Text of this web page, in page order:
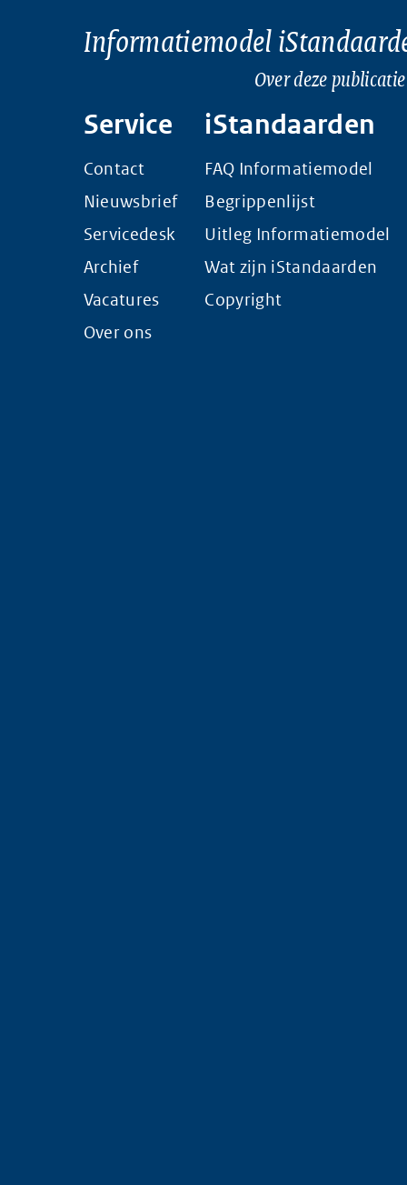
Informatiemodel
Over deze publicatie
Service
Contact
Nieuwsbrief
Servicedesk
Archief
Vacatures
Over ons
iStandaarden
FAQ Informatiemodel
Begrippenlijst
Uitleg Informatiemodel
Wat zijn iStandaarden
Copyright